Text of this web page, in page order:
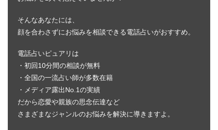
そんなあなたには、
顔を合わさずにお悩みを相談できる電話占いがおすすめ。
電話占いピュアリは
・初回10分間の相談が無料
・全国の一流占い師が多数在籍
・メディア露出No.1の実績
だから恋愛や親族の思念伝達など
さまざまなジャンルのお悩みを解決に導きますよ。